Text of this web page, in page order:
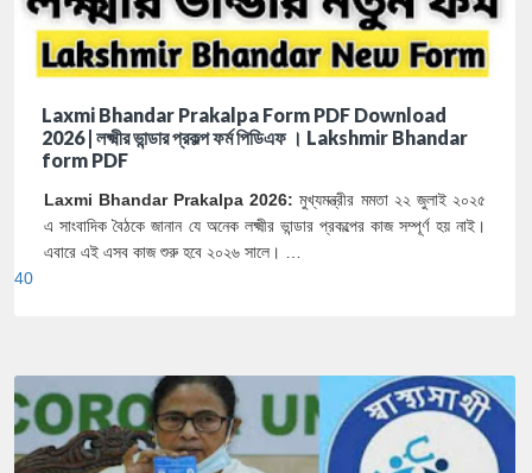
Laxmi Bhandar Prakalpa Form PDF Download
2026 | লক্ষ্মীর ভান্ডার প্রকল্প ফর্ম পিডিএফ । Lakshmir Bhandar
form PDF
Laxmi Bhandar Prakalpa 2026: মুখ্যমন্ত্রীর মমতা ২২ জুলাই ২০২৫
এ সাংবাদিক বৈঠকে জানান যে অনেক লক্ষ্মীর ভান্ডার প্রকল্পের কাজ সম্পূর্ণ হয় নাই।
এবারে এই এসব কাজ শুরু হবে ২০২৬ সালে। …
40